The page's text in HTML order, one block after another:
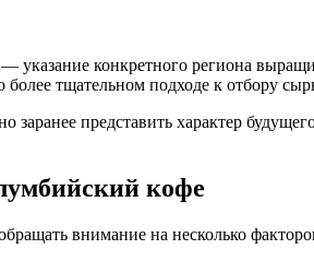
конкретного региона
тщательном подходе к отбору
заранее представить характер
кофе
внимание на несколько